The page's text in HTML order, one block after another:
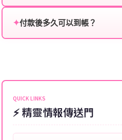
角色名稱：您遊戲中的角色名
等級：角色的當前等級。
單，不使用外掛程式、非法
✦付款後多久可以到帳？
可直接聯絡客服查詢訂單進
QUICK LINKS
⚡ 精靈情報傳送門